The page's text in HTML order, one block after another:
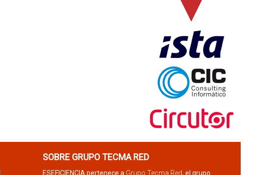
SOBRE GRUPO TECMA RED
ESEFICIENCIA pertenece a Grupo Tecma Red, el grupo